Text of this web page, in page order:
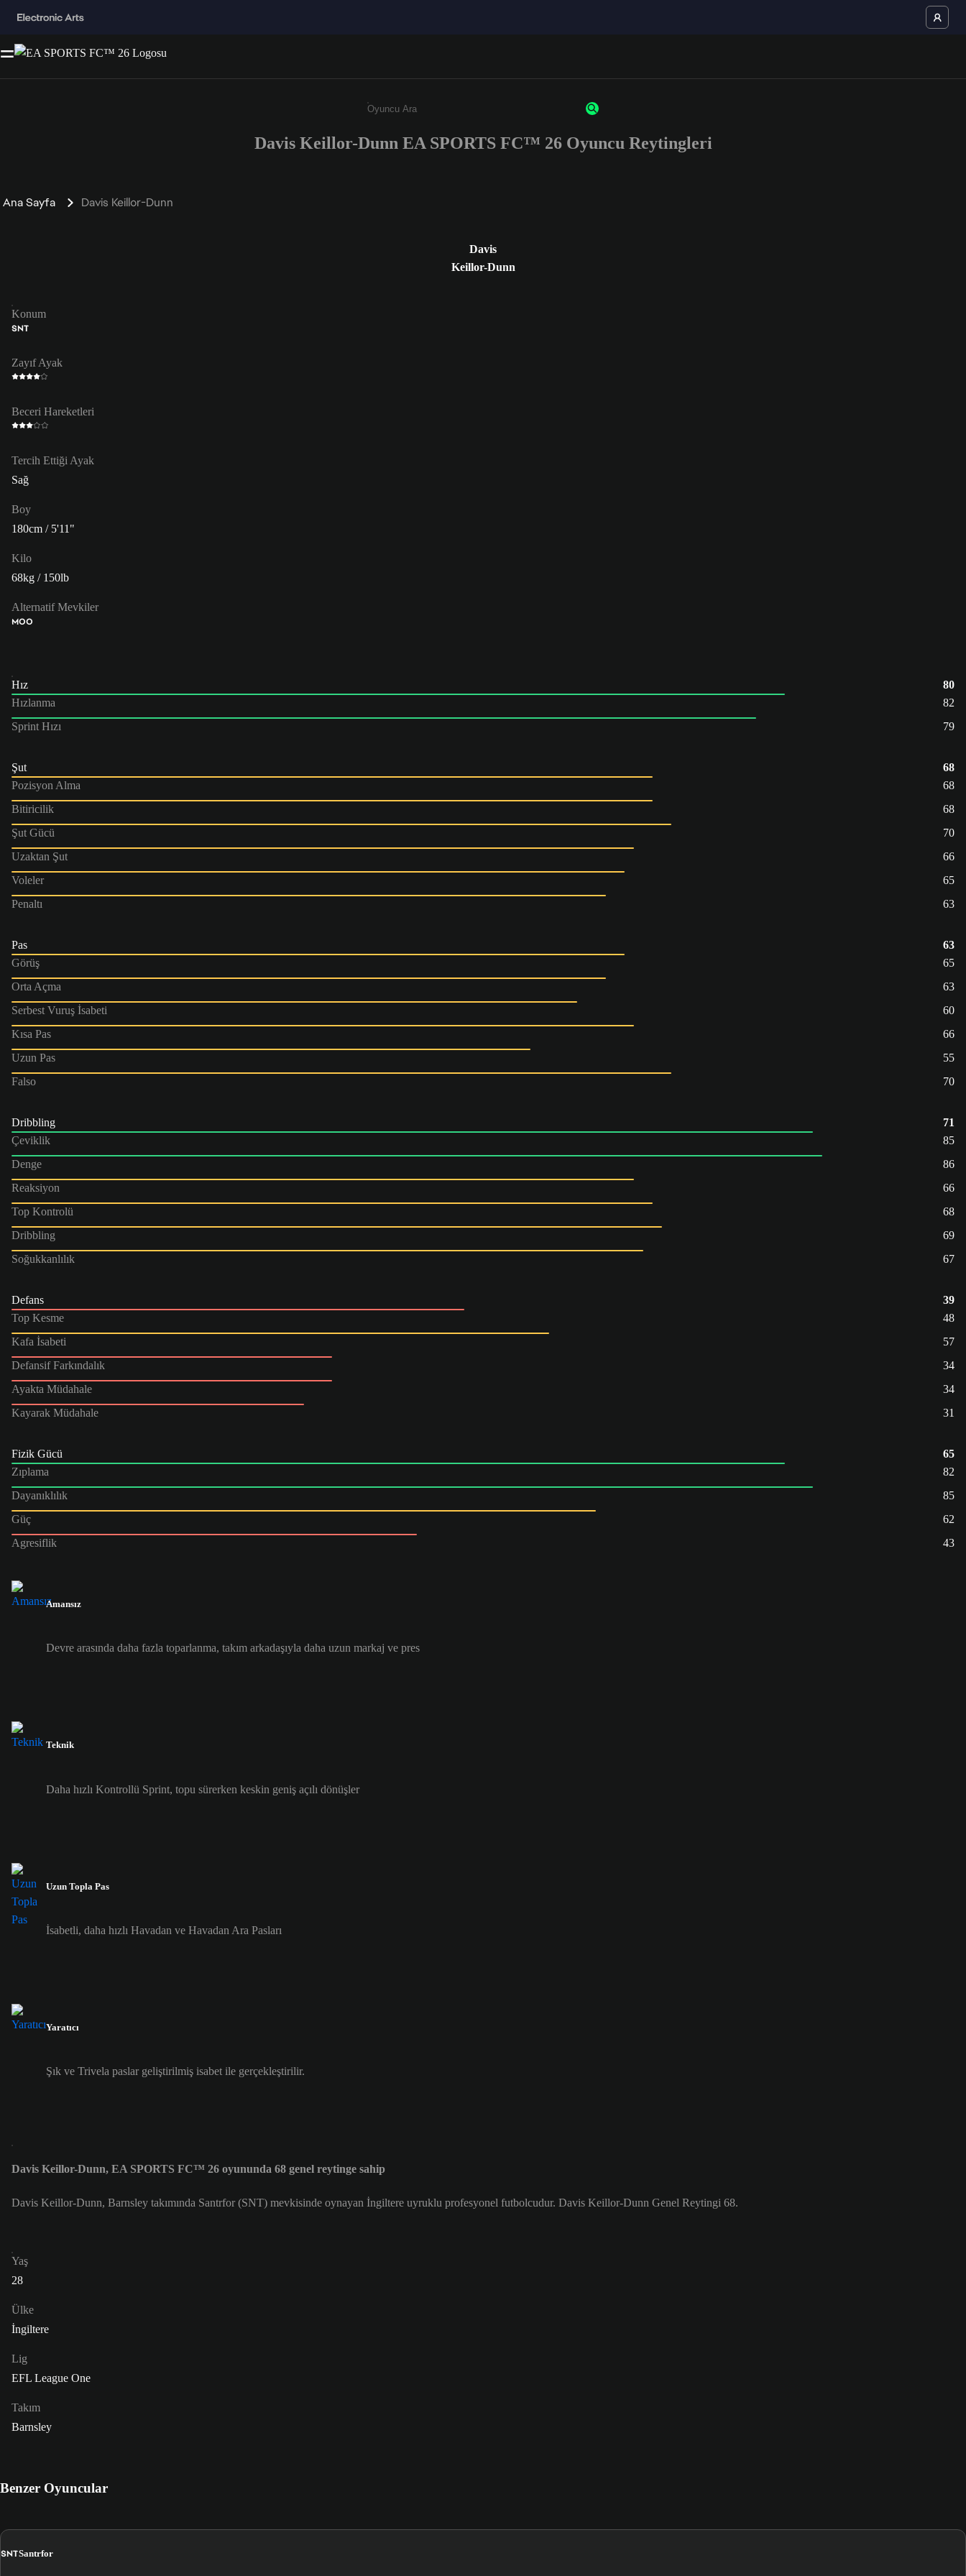
Enter a minimum of 3 characters or numbers
Davis Keillor-Dunn EA SPORTS FC™ 26 Oyuncu Reytingleri
Ana Sayfa Davis Keillor-Dunn
Davis
Keillor-Dunn
Konum
SNT
Zayıf Ayak
Beceri Hareketleri
Tercih Ettiği Ayak
Sağ
Boy
180cm / 5'11"
Kilo
68kg / 150lb
Alternatif Mevkiler
MOO
Hız
80
Hızlanma
82
Sprint Hızı
79
Şut
68
Pozisyon Alma
68
Bitiricilik
68
Şut Gücü
70
Uzaktan Şut
66
Voleler
65
Penaltı
63
Pas
63
Görüş
65
Orta Açma
63
Serbest Vuruş İsabeti
60
Kısa Pas
66
Uzun Pas
55
Falso
70
Dribbling
71
Çeviklik
85
Denge
86
Reaksiyon
66
Top Kontrolü
68
Dribbling
69
Soğukkanlılık
67
Defans
39
Top Kesme
48
Kafa İsabeti
57
Defansif Farkındalık
34
Ayakta Müdahale
34
Kayarak Müdahale
31
Fizik Gücü
65
Zıplama
82
Dayanıklılık
85
Güç
62
Agresiflik
43
Amansız
Devre arasında daha fazla toparlanma, takım arkadaşıyla daha uzun markaj ve pres
Teknik
Daha hızlı Kontrollü Sprint, topu sürerken keskin geniş açılı dönüşler
Uzun Topla Pas
İsabetli, daha hızlı Havadan ve Havadan Ara Pasları
Yaratıcı
Şık ve Trivela paslar geliştirilmiş isabet ile gerçekleştirilir.
Davis Keillor-Dunn, EA SPORTS FC™ 26 oyununda 68 genel reytinge sahip
Davis Keillor-Dunn, Barnsley takımında Santrfor (SNT) mevkisinde oynayan İngiltere uyruklu profesyonel futbolcudur. Davis Keillor-Dunn Genel Reytingi 68.
Yaş
28
Ülke
İngiltere
Lig
EFL League One
Takım
Barnsley
Benzer Oyuncular
SNTSantrfor